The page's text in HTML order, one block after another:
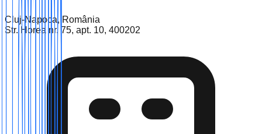
Cluj-Napoca, România
Str. Horea nr. 75, apt. 10, 400202